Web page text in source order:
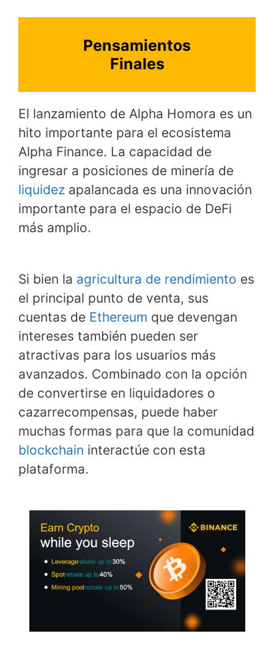
Pensamientos
Finales
El lanzamiento de Alpha Homora es un
hito importante para el ecosistema
Alpha Finance. La capacidad de
ingresar a posiciones de minería de
liquidez apalancada es una innovación
importante para el espacio de DeFi
más amplio.
Si bien la agricultura de rendimiento es
el principal punto de venta, sus
cuentas de Ethereum que devengan
intereses también pueden ser
atractivas para los usuarios más
avanzados. Combinado con la opción
de convertirse en liquidadores o
cazarrecompensas, puede haber
muchas formas para que la comunidad
blockchain interactúe con esta
plataforma.